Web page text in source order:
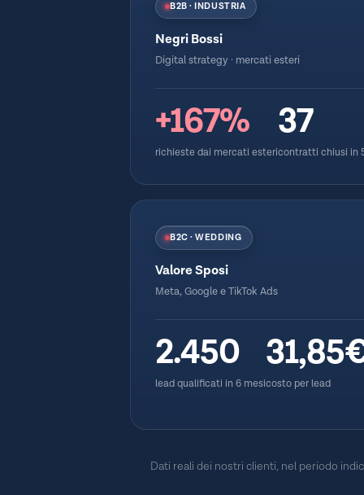
B2B · INDUSTRIA
Negri Bossi
Digital strategy · mercati esteri
+167%
richieste dai mercati esteri
37
contratti chiusi in
B2C · WEDDING
Valore Sposi
Meta, Google e TikTok Ads
2.450
lead qualificati in 6 mesicosto per lead
Dati reali dei nostri clienti, nel periodo